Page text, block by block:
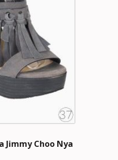
Jimmy Choo Nya